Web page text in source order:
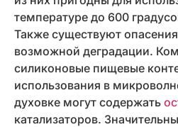
температуре до 600
Также существуют
возможной деградации.
силиконовые пищевые
использования в
духовке могут содержать
катализаторов.